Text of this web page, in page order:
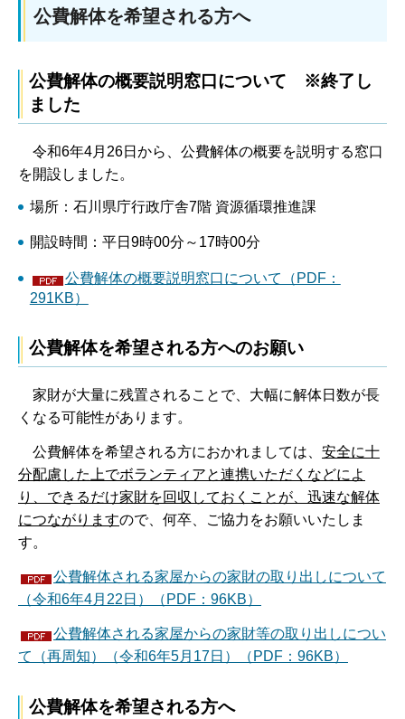
公費解体を希望される方へ
公費解体の概要説明窓口について ※終了し
ました
令和6年4月26日から、公費解体の概要を説明する窓口
を開設しました。
場所：石川県庁行政庁舎7階 資源循環推進課
開設時間：平日9時00分～17時00分
公費解体の概要説明窓口について（PDF：
291KB）
公費解体を希望される方へのお願い
家財が大量に残置されることで、大幅に解体日数が長
くなる可能性があります。
公費解体を希望される方におかれましては、 安全に十
分配慮した上でボランティアと連携いただくなどによ
り、できるだけ家財を回収しておくことが、迅速な解体
につながりますので、何卒、ご協力をお願いいたしま
す。
公費解体される家屋からの家財の取り出しについて
（令和6年4月22日）（PDF：96KB）
公費解体される家屋からの家財等の取り出しについ
て（再周知）（令和6年5月17日）（PDF：96KB）
公費解体を希望される方へ